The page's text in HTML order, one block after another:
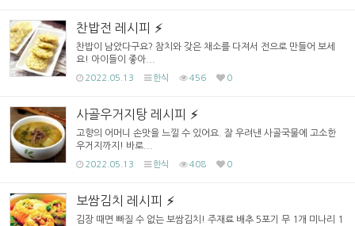
찬밥전 레시피
찬밥이 남았다구요? 참치와 갖은 채소를 다져서 전으로 만들어 보세
요! 아이들이 좋아...
2022.05.13 한식 456 0
사골우거지탕 레시피
고향의 어머니 손맛을 느낄 수 있어요. 잘 우려낸 사골국물에 고소한
우거지까지! 바로...
2022.05.13 한식 408 0
보쌈김치 레시피
김장 때면 빠질 수 없는 보쌈김치! 주재료 배추 5포기 무 1개 미나리 1